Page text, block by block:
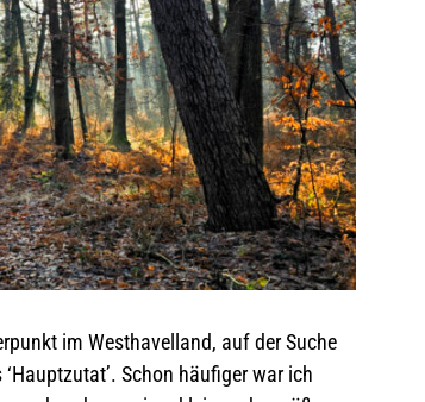
im West­ha­vel­land, auf der Suche
Schon häu­fi­ger war ich